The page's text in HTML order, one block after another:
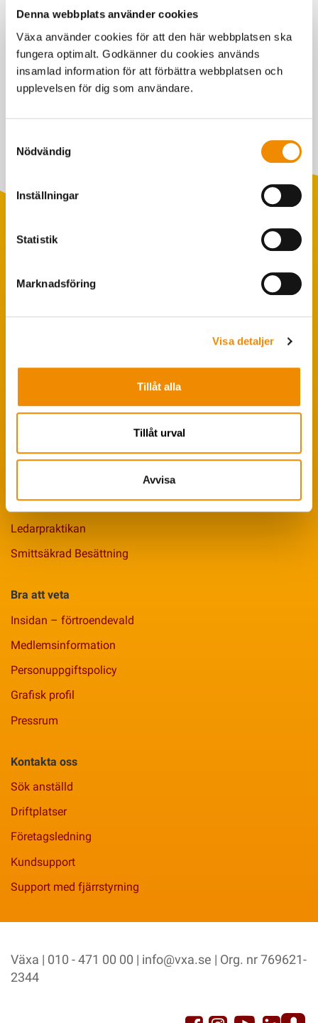
Denna webbplats använder cookies
Växa använder cookies för att den här webbplatsen ska
fungera optimalt. Godkänner du cookies används
insamlad information för att förbättra webbplatsen och
upplevelsen för dig som användare.
Nödvändig
Inställningar
Statistik
Marknadsföring
Visa detaljer
Tillåt alla
Tillåt urval
Avvisa
Foderstatistik
Avelsstrategi
Koklippning
Ledarpraktikan
Smittsäkrad Besättning
Bra att veta
Insidan – förtroendevald
Medlemsinformation
Personuppgiftspolicy
Grafisk profil
Pressrum
Kontakta oss
Sök anställd
Driftplatser
Företagsledning
Kundsupport
Support med fjärrstyrning
Växa | 010 - 471 00 00 | info@vxa.se | Org. nr 769621-
2344